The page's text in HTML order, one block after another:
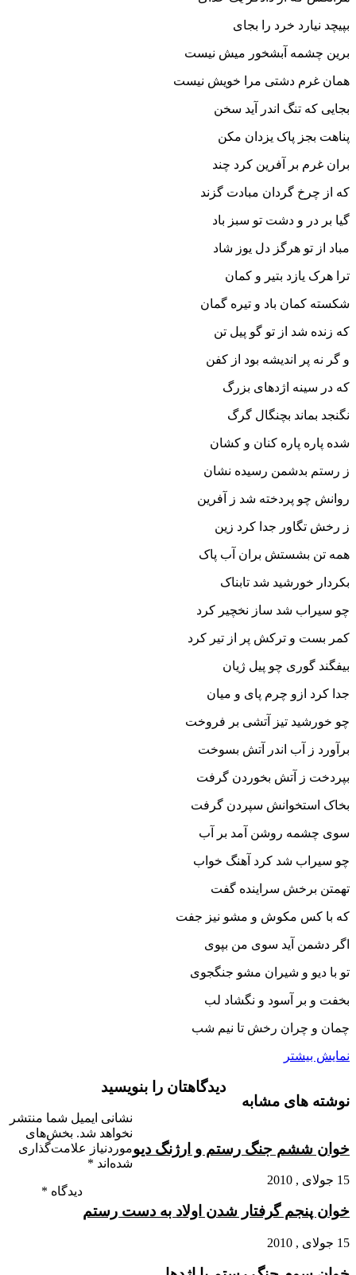
بپیچد نیارد خرد را بجاى‏
برین چشمه آبشخور میش نیست
همان غرم دشتى مرا خویش نیست‏
بجایى که تنگ اندر آید سخن
پناهت بجز پاک یزدان مکن‏
بران غرم بر آفرین کرد چند
که از چرخ گردان مبادت گزند
گیا بر در و دشت تو سبز باد
مباد از تو هرگز دل یوز شاد
ترا هرک یازد بتیر و کمان
شکسته کمان باد و تیره گمان‏
که زنده شد از تو گو پیل تن
و گر نه پر اندیشه بود از کفن‏
که در سینه اژدهاى بزرگ
نگنجد بماند بچنگال گرگ‏
شده پاره پاره کنان و کشان
ز رستم بدشمن رسیده نشان‏
روانش چو پردخته شد ز آفرین
ز رخش تگاور جدا کرد زین‏
همه تن بشستش بران آب پاک
بکردار خورشید شد تابناک‏
چو سیراب شد ساز نخچیر کرد
کمر بست و ترکش پر از تیر کرد
بیفگند گورى چو پیل ژیان
جدا کرد ازو چرم پاى و میان‏
چو خورشید تیز آتشى بر فروخت
برآورد ز آب اندر آتش بسوخت‏
بپردخت ز آتش بخوردن گرفت
بخاک استخوانش سپردن گرفت‏
سوى چشمه روشن آمد بر آب
چو سیراب شد کرد آهنگ خواب‏
تهمتن برخش سراینده گفت
که با کس مکوش و مشو نیز جفت‏
اگر دشمن آید سوى من بپوى
تو با دیو و شیران مشو جنگجوى‏
بخفت و بر آسود و نگشاد لب
چمان و چران رخش تا نیم شب‏
نمایش بیشتر
نوشته های مشابه
خوان ششم جنگ رستم و ارژنگ دیو
15 جولای , 2010
خوان پنجم گرفتار شدن اولاد به دست رستم‏
15 جولای , 2010
دیدگاهتان را بنویسید
نشانی ایمیل شما منتشر
نخواهد شد. بخش‌های
موردنیاز علامت‌گذاری
شده‌اند *
دیدگاه *